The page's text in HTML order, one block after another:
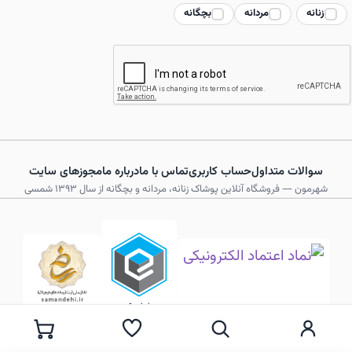
زنانه مردانه بچگانه
سوالات متداولحساب کاربریتماس با مادرباره مامجوزهای سایت
شهرمون — فروشگاه آنلاین پوشاک زنانه، مردانه و بچگانه از سال ۱۳۹۳ شمسی